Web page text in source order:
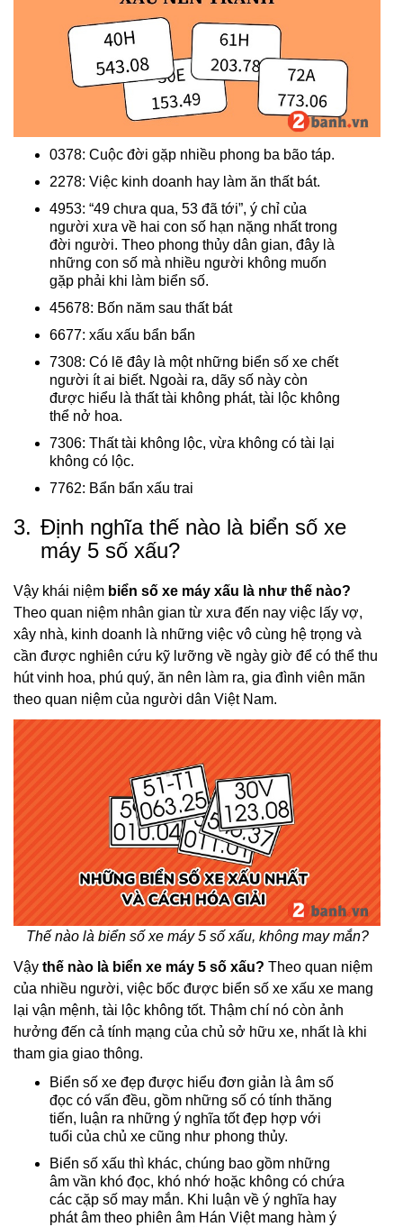
0378: Cuộc đời gặp nhiều phong ba bão táp.
2278: Việc kinh doanh hay làm ăn thất bát.
4953: “49 chưa qua, 53 đã tới”, ý chỉ của
người xưa về hai con số hạn nặng nhất trong
đời người. Theo phong thủy dân gian, đây là
những con số mà nhiều người không muốn
gặp phải khi làm biển số.
45678: Bốn năm sau thất bát
6677: xấu xấu bẩn bẩn
7308: Có lẽ đây là một những biển số xe chết
người ít ai biết. Ngoài ra, dãy số này còn
được hiểu là thất tài không phát, tài lộc không
thể nở hoa.
7306: Thất tài không lộc, vừa không có tài lại
không có lộc.
7762: Bẩn bẩn xấu trai
3. Định nghĩa thế nào là biển số xe
máy 5 số xấu?
Vậy khái niệm biển số xe máy xấu là như thế nào?
Theo quan niệm nhân gian từ xưa đến nay việc lấy vợ,
xây nhà, kinh doanh là những việc vô cùng hệ trọng và
cần được nghiên cứu kỹ lưỡng về ngày giờ để có thể thu
hút vinh hoa, phú quý, ăn nên làm ra, gia đình viên mãn
theo quan niệm của người dân Việt Nam.
Thế nào là biển số xe máy 5 số xấu, không may mắn?
Vậy thế nào là biển xe máy 5 số xấu? Theo quan niệm
của nhiều người, việc bốc được biển số xe xấu xe mang
lại vận mệnh, tài lộc không tốt. Thậm chí nó còn ảnh
hưởng đến cả tính mạng của chủ sở hữu xe, nhất là khi
tham gia giao thông.
Biển số xe đẹp được hiểu đơn giản là âm số
đọc có vấn đều, gồm những số có tính thăng
tiến, luận ra những ý nghĩa tốt đẹp hợp với
tuổi của chủ xe cũng như phong thủy.
Biển số xấu thì khác, chúng bao gồm những
âm vần khó đọc, khó nhớ hoặc không có chứa
các cặp số may mắn. Khi luận về ý nghĩa hay
phát âm theo phiên âm Hán Việt mang hàm ý